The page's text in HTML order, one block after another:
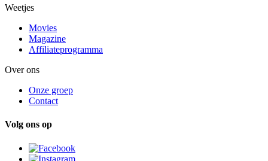
Weetjes
Movies
Magazine
Affiliateprogramma
Over ons
Onze groep
Contact
Volg ons op